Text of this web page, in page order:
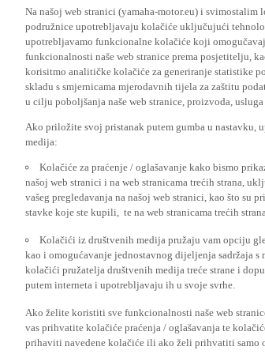
Na našoj web stranici (yamaha-motor.eu) i
podružnice upotrebljavaju kolačiće uključujući
upotrebljavamo funkcionalne kolačiće koji
funkcionalnosti naše web stranice prema posjetitelju,
korisitmo analitičke kolačiće za generiranje statistike
skladu s smjernicama mjerodavnih tijela za zaštitu
u cilju poboljšanja naše web stranice, proizvoda,
Ako priložite svoj pristanak putem gumba u nastavku,
medija:
Kolačiće za praćenje / oglašavanje kako bismo
našoj web stranici i na web stranicama trećih strana,
vašeg pregledavanja na našoj web stranici, kao što su
stavke koje ste kupili, te na web stranicama trećih
Kolačići iz društvenih medija pružaju vam opciju
kao i omogućavanje jednostavnog dijeljenja sadržaja s
kolačići pružatelja društvenih medija treće strane i
putem interneta i upotrebljavaju ih u svoje svrhe.
Ako želite koristiti sve funkcionalnosti naše web
vas prihvatite kolačiće praćenja / oglašavanja te
prihaviti navedene kolačiće ili ako želi prihvatiti samo